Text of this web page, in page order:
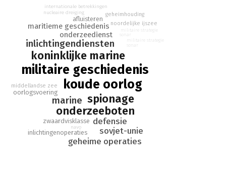
In het diepste geheim beschrijft voor het eerst deze zeer
geheime operaties uitgebreid en gedetailleerd. Aan de hand
van interviews en archiefonderzoek onthult Jaime Karremann
hoe de Nederlandse onderzeeboten van de ijskoude
Noordelijke IJszee tot het ondiepe zeegebied bij Egypte
onopgemerkt Sovjetschepen achtervolgden, fotografeerden,
afluisterden en soms tot op een meter naderden.
In het diepste geheim gaat over mensen, boten en vooral over
heel veel nooit eerder openbaar gemaakte onderzeese
avonturen. Het boek leest als een thriller, de beschreven
spanning, angst, mislukkingen en successen, zijn echt.
militaire geschiedenis
koude oorlog
koninklijke marine
spionage
onderzeeboten
inlichtingendiensten
marine
onderzeedienst
defensie
maritieme geschiedenis
sovjet-unie
geheime operaties
inlichtingenoperaties
zwaardvisklasse
afluisteren
oorlogsvoering
middellandse zee
nucleaire dreiging
internationale betrekkingen
geheimhouding
navo
noordelijke ijszee
militaire strategie
sonar
militaire strategie
sonar